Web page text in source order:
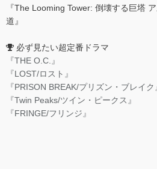
『The Looming Tower: 倒壊する巨塔
道』
必ず見たい超定番ドラマ
『THE O.C.』
『LOST/ロスト』
『PRISON BREAK/プリズン・ブレイク
『Twin Peaks/ツイン・ピークス』
『FRINGE/フリンジ』